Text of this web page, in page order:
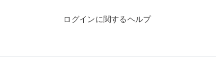
ログインに関するヘルプ